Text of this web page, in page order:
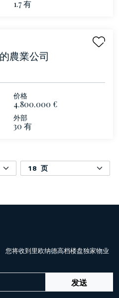
1.7 有
農業公司
价格
4.800.000 €
外部
30 有
18 页
您将收到里欧纳德高档楼盘独家物业
发送